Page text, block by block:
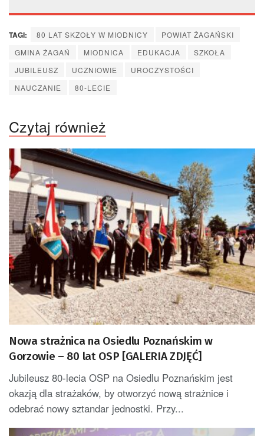
TAGI: 80 LAT SKZOŁY W MIODNICY
POWIAT ŻAGAŃSKI
GMINA ŻAGAŃ
MIODNICA EDUKACJA
SZKOŁA
JUBILEUSZ
UCZNIOWIE
UROCZYSTOŚCI
NAUCZANIE
80-LECIE
Czytaj również
Nowa strażnica na Osiedlu Poznańskim w
Gorzowie – 80 lat OSP [GALERIA ZDJĘĆ]
Jubileusz 80-lecia OSP na Osiedlu Poznańskim jest
okazją dla strażaków, by otworzyć nową strażnice i
odebrać nowy sztandar jednostki. Przy...